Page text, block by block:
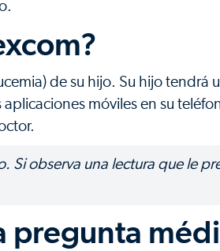
de su hijo. Su hijo tendrá
móviles en su
Si observa una lectura que le
pregunta